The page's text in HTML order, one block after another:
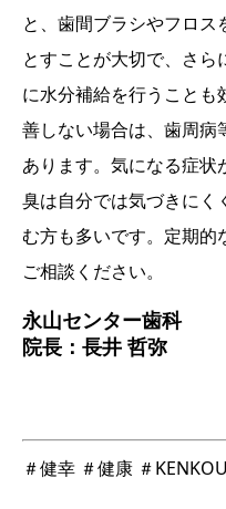
と、歯間ブラシやフロ
とすことが大切で、さ
に水分補給を行うことも
善しない場合は、歯周病
あります。気になる症状
臭は自分では気づきにく
む方も多いです。定期的
ご相談ください。
永山センター歯科
院長：長井 哲弥
＃健幸 ＃健康 ＃KENKOU